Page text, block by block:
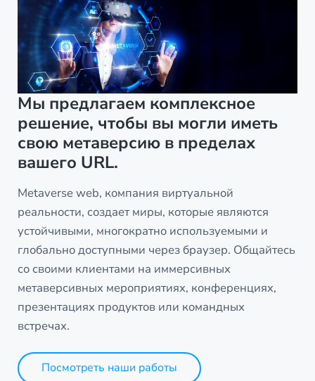
Мы предлагаем комплексное
решение, чтобы вы могли иметь
свою метаверсию в пределах
вашего URL.
Metaverse web, компания виртуальной
реальности, создает миры, которые являются
устойчивыми, многократно используемыми и
глобально доступными через браузер. Общайтесь
со своими клиентами на иммерсивных
метаверсивных мероприятиях, конференциях,
презентациях продуктов или командных
встречах.
Посмотреть наши работы